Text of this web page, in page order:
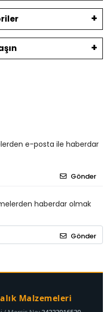
e-posta ile haberdar
Gönder
haberdar olmak
Gönder
Malzemeleri